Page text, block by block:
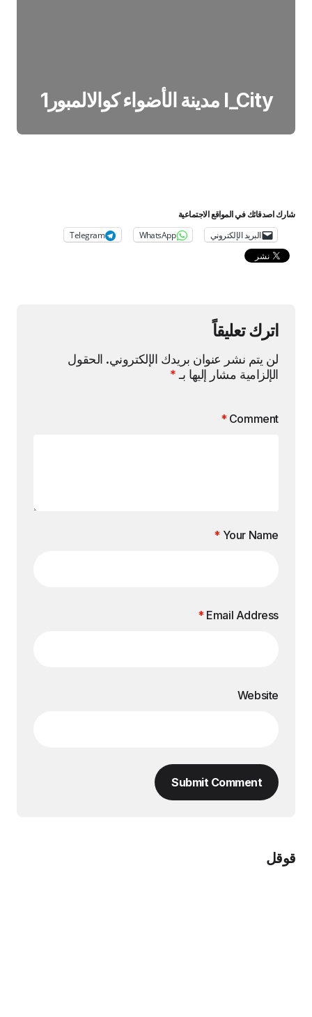
I_City مدينة الأضواء كوالالمبور1
شارك اصدقائك في المواقع الاجتماعية
البريد الإلكتروني WhatsApp
Telegram
اترك تعليقاً
لن يتم نشر عنوان بريدك الإلكتروني. الحقول
الإلزامية مشار إليها بـ *
Comment
*
Your Name
*
Email Address
*
Website
Submit Comment
قوقل